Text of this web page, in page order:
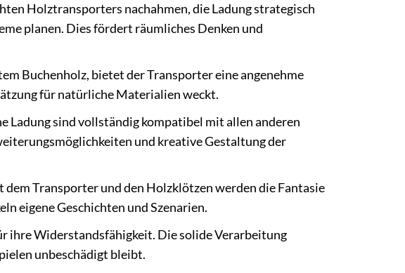
Holztransporters nachahmen, die Ladung strategisch
planen. Dies fördert räumliches Denken und
Buchenholz, bietet der Transporter eine angenehme
für natürliche Materialien weckt.
Ladung sind vollständig kompatibel mit allen anderen
und kreative Gestaltung der
dem Transporter und den Holzklötzen werden die Fantasie
eigene Geschichten und Szenarien.
ihre Widerstandsfähigkeit. Die solide Verarbeitung
unbeschädigt bleibt.